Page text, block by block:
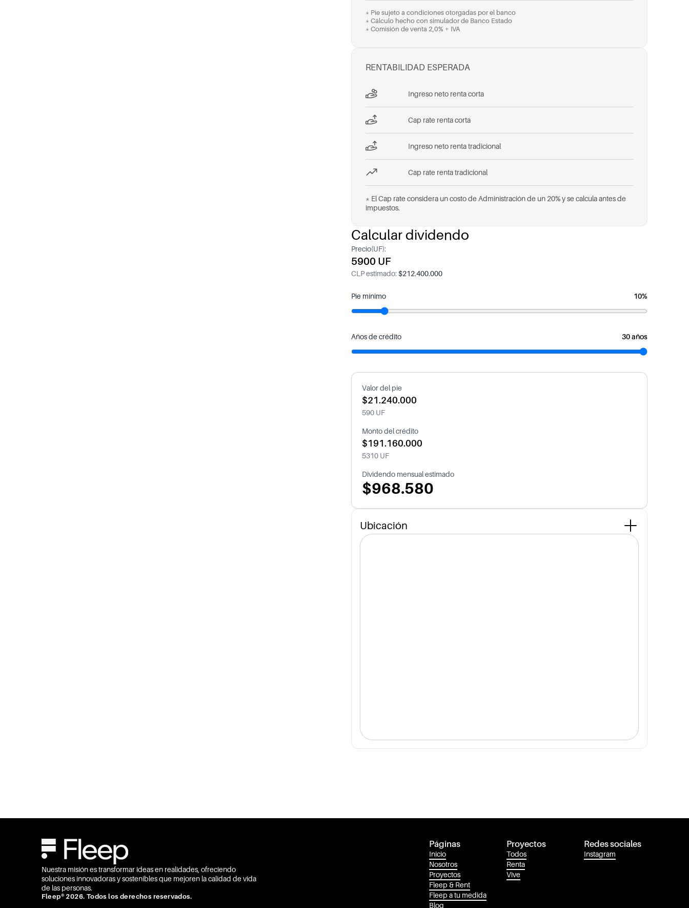
* Pie sujeto a condiciones otorgadas por el banco
* Cálculo hecho con simulador de Banco Estado
* Comisión de venta 2,0% + IVA
RENTABILIDAD ESPERADA
Ingreso neto renta corta
Cap rate renta corta
Ingreso neto renta tradicional
Cap rate renta tradicional
* El Cap rate considera un costo de Administración de un 20% y se calcula antes de
impuestos.
Calcular dividendo
Precio(UF):
5900 UF
CLP estimado:$212.400.000
Pie mínimo 10%
Años de crédito 30 años
Valor del pie
$21.240.000
590 UF
Monto del crédito
$191.160.000
5310 UF
Dividendo mensual estimado
$968.580
Ubicación
Nuestra misión es transformar ideas en realidades, ofreciendo
soluciones innovadoras y sostenibles que mejoren la calidad de vida
de las personas.
Fleep® 2026. Todos los derechos reservados.
Páginas
Inicio
Nosotros
Proyectos
Fleep & Rent
Fleep a tu medida
Blog
Proyectos
Todos
Renta
Vive
Redes sociales
Instagram